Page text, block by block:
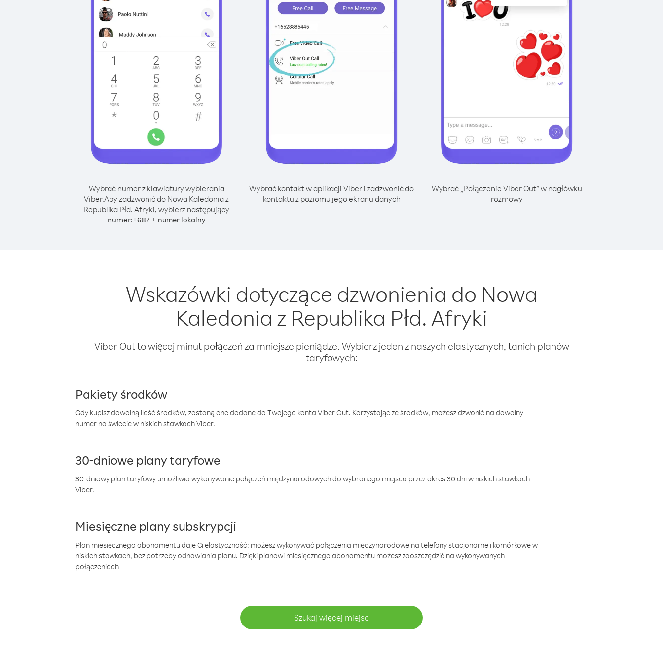
Wybrać numer z klawiatury wybierania
Viber.Aby zadzwonić do Nowa Kaledonia z
Republika Płd. Afryki, wybierz następujący
numer:+687+ numer lokalny
Wybrać kontakt w aplikacji Viber i zadzwonić do
kontaktu z poziomu jego ekranu danych
Wybrać „Połączenie Viber Out” w nagłówku
rozmowy
Wskazówki dotyczące dzwonienia do Nowa
Kaledonia z Republika Płd. Afryki
Viber Out to więcej minut połączeń za mniejsze pieniądze. Wybierz jeden z naszych elastycznych, tanich planów
taryfowych:
Pakiety środków
Gdy kupisz dowolną ilość środków, zostaną one dodane do Twojego konta Viber Out. Korzystając ze środków, możesz dzwonić na dowolny
numer na świecie w niskich stawkach Viber.
30-dniowe plany taryfowe
30-dniowy plan taryfowy umożliwia wykonywanie połączeń międzynarodowych do wybranego miejsca przez okres 30 dni w niskich stawkach
Viber.
Miesięczne plany subskrypcji
Plan miesięcznego abonamentu daje Ci elastyczność: możesz wykonywać połączenia międzynarodowe na telefony stacjonarne i komórkowe w
niskich stawkach, bez potrzeby odnawiania planu. Dzięki planowi miesięcznego abonamentu możesz zaoszczędzić na wykonywanych
połączeniach
Szukaj więcej miejsc